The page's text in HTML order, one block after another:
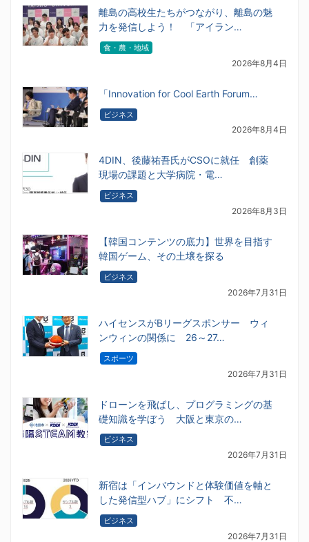
離島の高校生たちがつながり、離島の魅
力を発信しよう！ 「アイラン…
食・農・地域
2026年8月4日
「Innovation for Cool Earth Forum…
ビジネス
2026年8月4日
4DIN、後藤祐吾氏がCSOに就任 創薬
現場の課題と大学病院・電…
ビジネス
2026年8月3日
【韓国コンテンツの底力】世界を目指す
韓国ゲーム、その土壌を探る
ビジネス
2026年7月31日
ハイセンスがBリーグスポンサー ウィ
ンウィンの関係に 26～27…
スポーツ
2026年7月31日
ドローンを飛ばし、プログラミングの基
礎知識を学ぼう 大阪と東京の…
ビジネス
2026年7月31日
新宿は「インバウンドと体験価値を軸と
した発信型ハブ」にシフト 不…
ビジネス
2026年7月31日